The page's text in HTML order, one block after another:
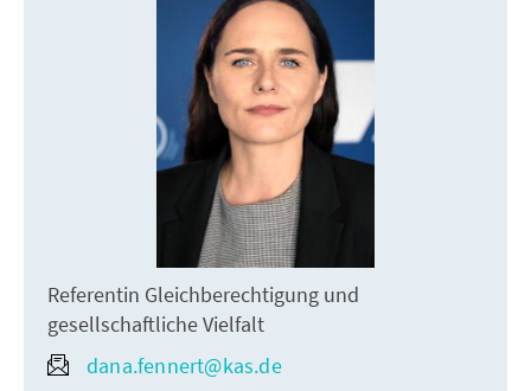
Referentin Gleichberechtigung und
gesellschaftliche Vielfalt
dana.fennert@kas.de